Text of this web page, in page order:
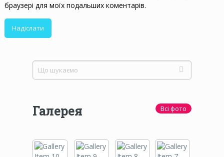
браузері для моїх подальших коментарів.
Галерея Всі фото